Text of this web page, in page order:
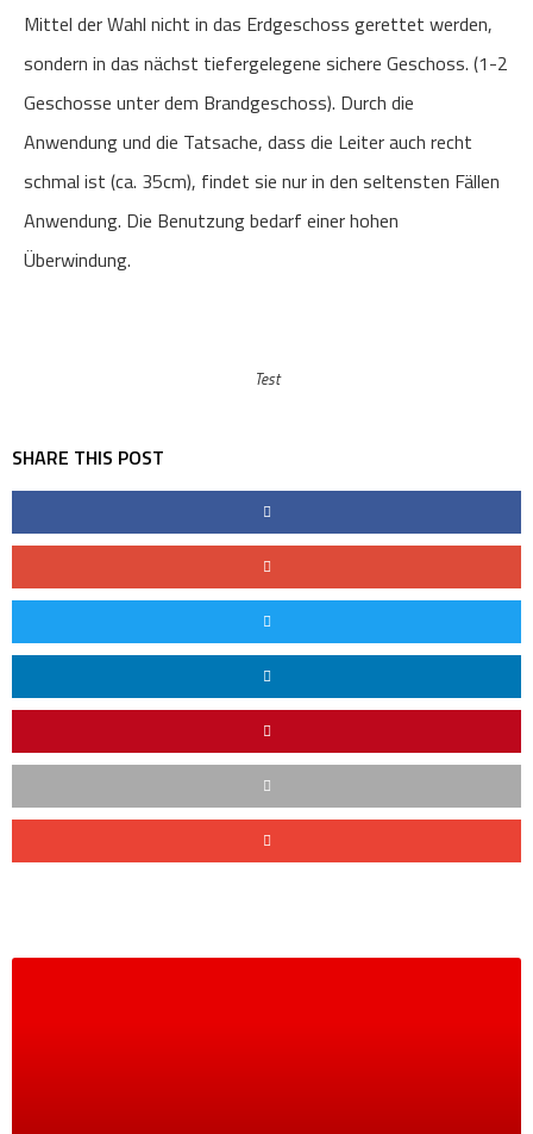
Mittel der Wahl nicht in das Erdgeschoss gerettet werden,
sondern in das nächst tiefergelegene sichere Geschoss. (1-2
Geschosse unter dem Brandgeschoss). Durch die
Anwendung und die Tatsache, dass die Leiter auch recht
schmal ist (ca. 35cm), findet sie nur in den seltensten Fällen
Anwendung. Die Benutzung bedarf einer hohen
Überwindung.
Test
SHARE THIS POST